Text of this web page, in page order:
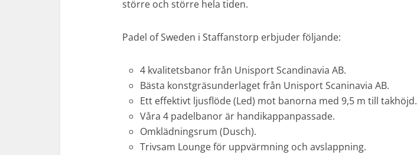
större och större hela tiden.
Padel of Sweden i Staffanstorp erbjuder följande:
4 kvalitetsbanor från Unisport Scandinavia AB.
Bästa konstgräsunderlaget från Unisport Scaninavia AB.
Ett effektivt ljusflöde (Led) mot banorna med 9,5 m till takhöjd.
Våra 4 padelbanor är handikappanpassade.
Omklädningsrum (Dusch).
Trivsam Lounge för uppvärmning och avslappning.